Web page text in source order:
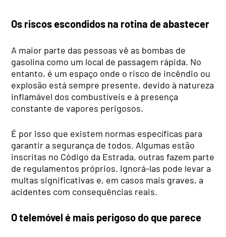
Os riscos escondidos na rotina de abastecer
A maior parte das pessoas vê as bombas de
gasolina como um local de passagem rápida. No
entanto, é um espaço onde o risco de incêndio ou
explosão está sempre presente, devido à natureza
inflamável dos combustíveis e à presença
constante de vapores perigosos.
É por isso que existem normas específicas para
garantir a segurança de todos. Algumas estão
inscritas no Código da Estrada, outras fazem parte
de regulamentos próprios. Ignorá-las pode levar a
multas significativas e, em casos mais graves, a
acidentes com consequências reais.
O telemóvel é mais perigoso do que parece